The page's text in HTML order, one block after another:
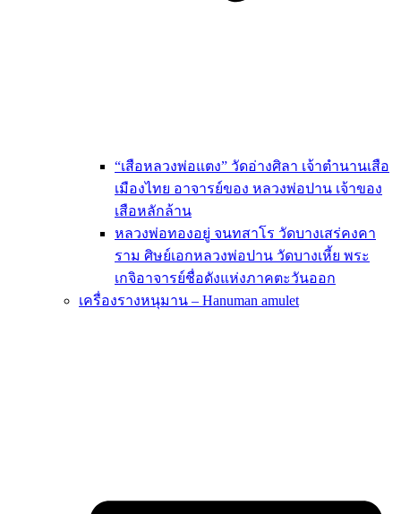
“เสือหลวงพ่อแตง” วัดอ่างศิลา เจ้าตำนานเสือ
เมืองไทย อาจารย์ของ หลวงพ่อปาน เจ้าของ
เสือหลักล้าน
หลวงพ่อทองอยู่ จนทสาโร วัดบางเสร่คงคา
ราม ศิษย์เอกหลวงพ่อปาน วัดบางเหี้ย พระ
เกจิอาจารย์ชื่อดังแห่งภาคตะวันออก
เครื่องรางหนุมาน – Hanuman amulet